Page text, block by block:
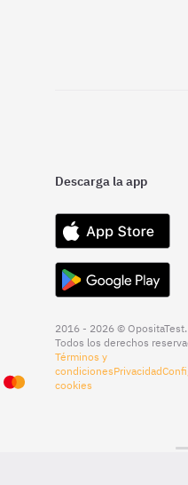
Descarga la app
2016 - 2026 © OpositaTest.
Todos los derechos
Términos y
condicionesPrivacidad
cookies